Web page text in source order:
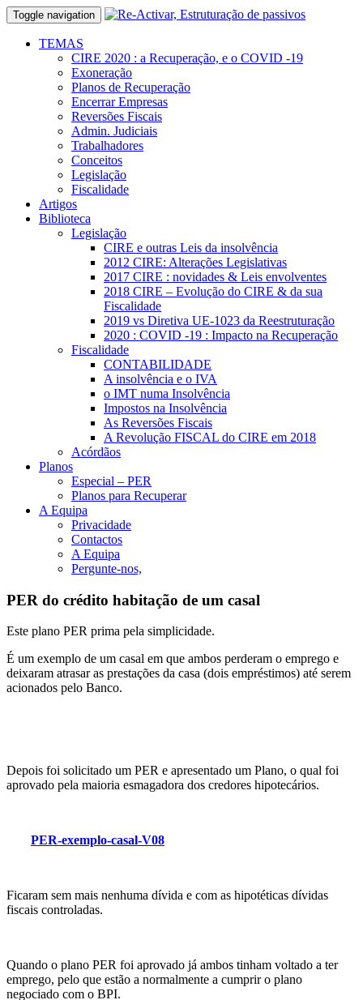
Toggle navigation
TEMAS
CIRE 2020 : a Recuperação, e o COVID -19
Exoneração
Planos de Recuperação
Encerrar Empresas
Reversões Fiscais
Admin. Judiciais
Trabalhadores
Conceitos
Legislação
Fiscalidade
Artigos
Biblioteca
Legislação
CIRE e outras Leis da insolvência
2012 CIRE: Alterações Legislativas
2017 CIRE : novidades & Leis envolventes
2018 CIRE – Evolução do CIRE & da sua
Fiscalidade
2019 vs Diretiva UE-1023 da Reestruturação
2020 : COVID -19 : Impacto na Recuperação
Fiscalidade
CONTABILIDADE
A insolvência e o IVA
o IMT numa Insolvência
Impostos na Insolvência
As Reversões Fiscais
A Revolução FISCAL do CIRE em 2018
Acórdãos
Planos
Especial – PER
Planos para Recuperar
A Equipa
Privacidade
Contactos
A Equipa
Pergunte-nos,
PER do crédito habitação de um casal
Este plano PER prima pela simplicidade.
É um exemplo de um casal em que ambos perderam o emprego e
deixaram atrasar as prestações da casa (dois empréstimos) até serem
acionados pelo Banco.
Depois foi solicitado um PER e apresentado um Plano, o qual foi
aprovado pela maioria esmagadora dos credores hipotecários.
PER-exemplo-casal-V08
Ficaram sem mais nenhuma dívida e com as hipotéticas dívidas
fiscais controladas.
Quando o plano PER foi aprovado já ambos tinham voltado a ter
emprego, pelo que estão a normalmente a cumprir o plano
negociado com o BPI.